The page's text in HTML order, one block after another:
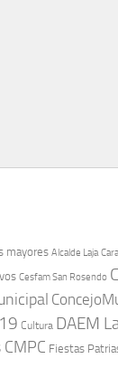
mayores Alcalde Laja
Cesfam San Rosendo
Cultura DAEM
Fiestas